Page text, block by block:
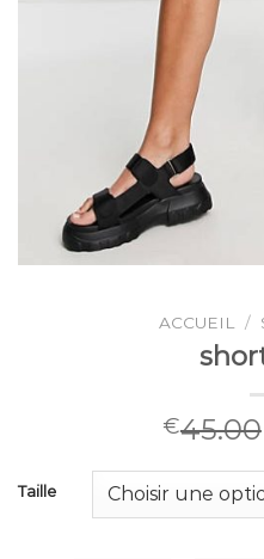
ACCUEIL /
€45.00
Taille